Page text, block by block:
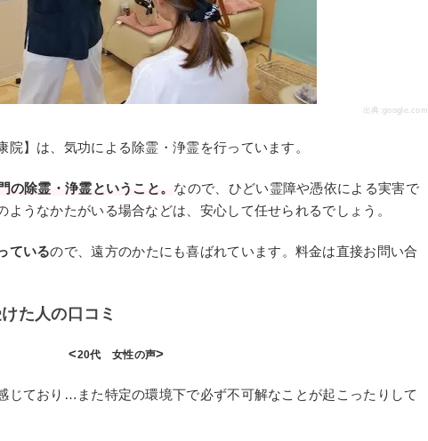
出典:google.com
】は、気功による除霊・浄霊を行っています。
の除霊・浄霊ということ。 なので、ひどい霊障や憑依による実害で
ようなかたがいる場合などは、安心して任せられるでしょう。
ているので、遠方のかたにも喜ばれています。料金は直接お問い合
た人の口コミ
<20代 女性の声>
じており…また特定の環境下で必ず不可解なことが起こったりして